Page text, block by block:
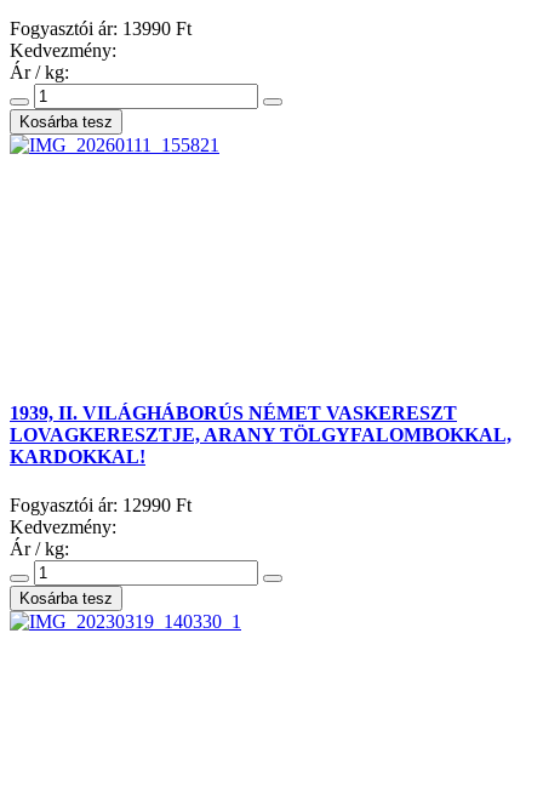
Fogyasztói ár: 13990 Ft
Kedvezmény:
Ár / kg:
1939, II. VILÁGHÁBORÚS NÉMET VASKERESZT
LOVAGKERESZTJE, ARANY TÖLGYFALOMBOKKAL,
KARDOKKAL!
Fogyasztói ár: 12990 Ft
Kedvezmény:
Ár / kg: